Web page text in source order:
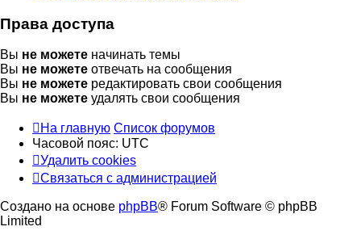
Права доступа
Вы не можете начинать темы
Вы не можете отвечать на сообщения
Вы не можете редактировать свои сообщения
Вы не можете удалять свои сообщения
На главную Список форумов
Часовой пояс: UTC
Удалить cookies
Связаться с администрацией
Создано на основе phpBB® Forum Software © phpBB
Limited